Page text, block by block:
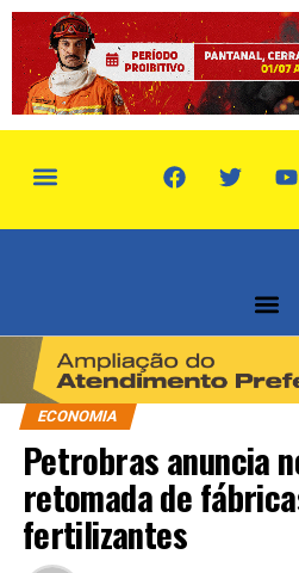
ECONOMIA
Petrobras anuncia
retomada de
fertilizantes